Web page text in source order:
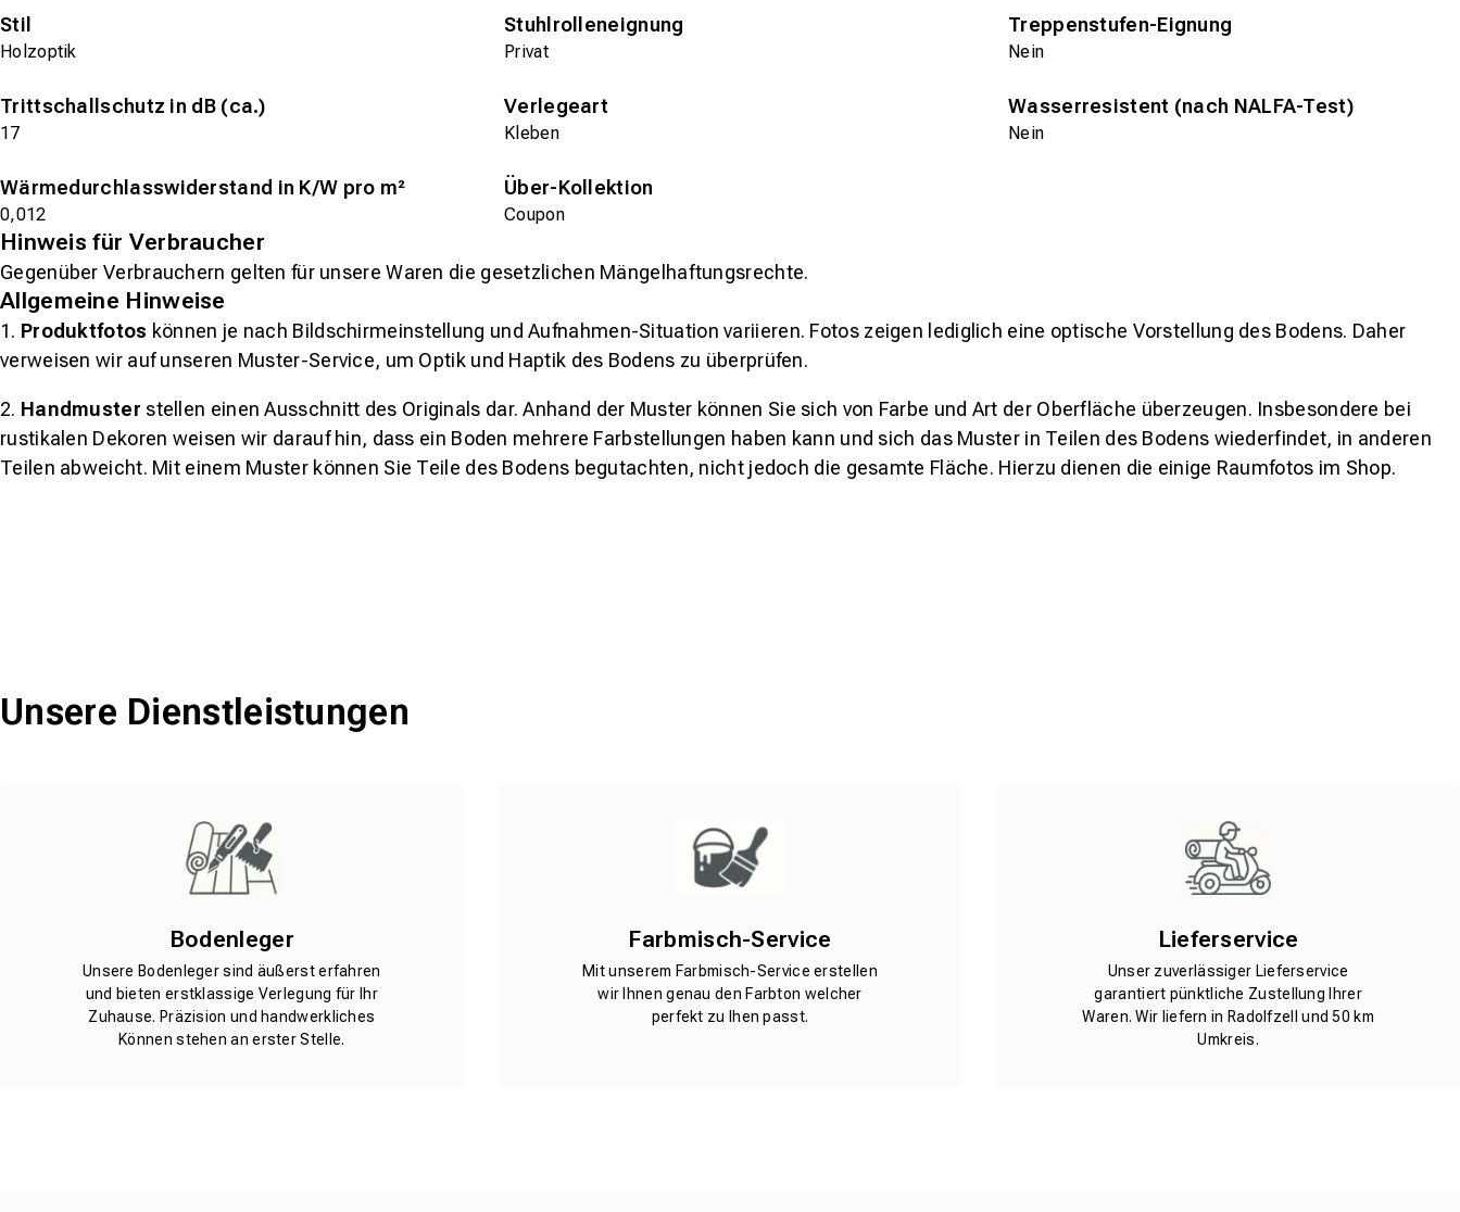
Stil
Holzoptik
Stuhlrolleneignung
Privat
Treppenstufen-Eignung
Nein
Trittschallschutz in dB (ca.)
17
Verlegeart
Kleben
Wasserresistent (nach NALFA-Test)
Nein
Wärmedurchlasswiderstand in K/W pro m²
0,012
Über-Kollektion
Coupon
Hinweis für Verbraucher
Gegenüber Verbrauchern gelten für unsere Waren die gesetzlichen Mängelhaftungsrechte.
Allgemeine Hinweise
1. Produktfotos können je nach Bildschirmeinstellung und Aufnahmen-Situation variieren. Fotos zeigen lediglich eine optische Vorstellung des Bodens. Daher
verweisen wir auf unseren Muster-Service, um Optik und Haptik des Bodens zu überprüfen.
2. Handmuster stellen einen Ausschnitt des Originals dar. Anhand der Muster können Sie sich von Farbe und Art der Oberfläche überzeugen. Insbesondere bei
rustikalen Dekoren weisen wir darauf hin, dass ein Boden mehrere Farbstellungen haben kann und sich das Muster in Teilen des Bodens wiederfindet, in anderen
Teilen abweicht. Mit einem Muster können Sie Teile des Bodens begutachten, nicht jedoch die gesamte Fläche. Hierzu dienen die einige Raumfotos im Shop.
Unsere Dienstleistungen
Bodenleger
Unsere Bodenleger sind äußerst erfahren
und bieten erstklassige Verlegung für Ihr
Zuhause. Präzision und handwerkliches
Können stehen an erster Stelle.
Farbmisch-Service
Mit unserem Farbmisch-Service erstellen
wir Ihnen genau den Farbton welcher
perfekt zu Ihen passt.
Lieferservice
Unser zuverlässiger Lieferservice
garantiert pünktliche Zustellung Ihrer
Waren. Wir liefern in Radolfzell und 50 km
Umkreis.